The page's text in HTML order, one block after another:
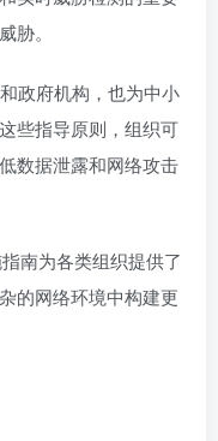
胁。
政府机构，也为中小
些指导原则，组织可
数据泄露和网络攻击
南为各类组织提供了
的网络环境中构建更